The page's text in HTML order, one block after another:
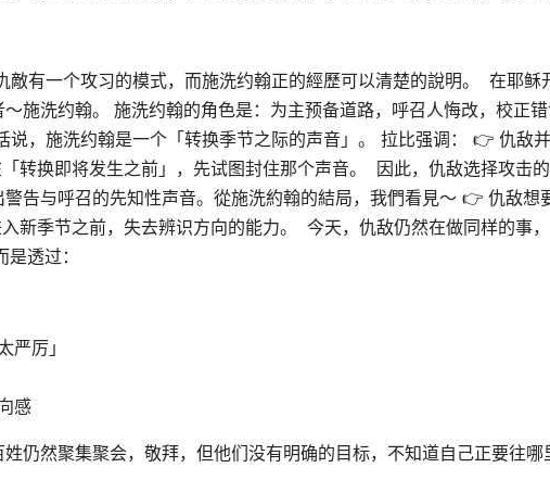
敵有一个攻习的模式，而施洗约翰正的經歷可以清楚的說明。
在耶稣
施洗约翰。 施洗约翰的角色是：为主预备道路，呼召人悔改，校正
说，施洗约翰是一个「转换季节之际的声音」。 拉比强调：
👉 仇敌
转换即将发生之前」，先试图封住那个声音。
因此，仇敌选择攻击
告与呼召的先知性声音。從施洗約翰的結局，我們看見～ 👉 仇敌想
新季节之前，失去辨识方向的能力。
今天，仇敌仍然在做同样的事
透过：
严厉」
感
仍然聚集聚会，敬拜，但他们没有明确的目标，不知道自己正要往哪